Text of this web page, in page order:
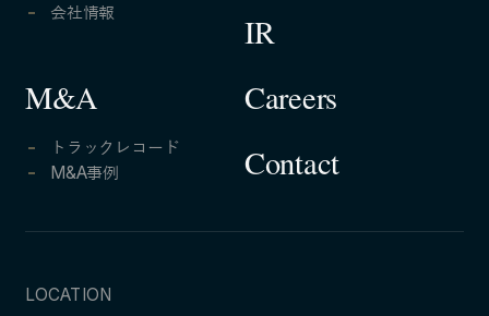
会社情報
M&A
トラックレコード
M&A事例
IR
Careers
Contact
LOCATION